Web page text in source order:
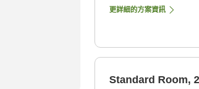
更詳細的方案資訊
Standard Room,